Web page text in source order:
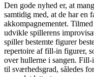
Den gode nyhed er, at
samtidig med, at de har en
akkompagnementet.
udvikle spillerens
spiller bestemte figurer
repertoire af fill-in figurer,
over hullerne i sangen.
til sværhedsgrad, således